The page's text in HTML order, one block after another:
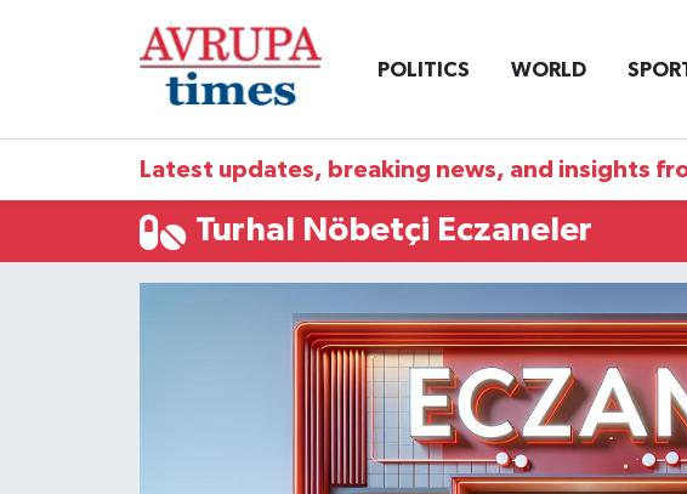
POLITICS WORLD
Latest updates, breaking news, and insights
Turhal Nöbetçi Eczaneler
Nöbetçi Eczaneler
Namaz Vakitleri
Süper Lig Puan Durumu ve Fikstür